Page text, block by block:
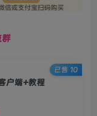
户端+教程
已售 10